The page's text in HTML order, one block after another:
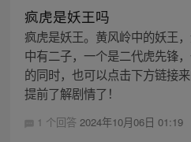
疯虎是妖王吗
疯虎是妖王。黄风岭中的妖王
中有二子，一个是二代虎先锋
的同时，也可以点击下方链接
提前了解剧情了！
1 个回答 2024年10月06日 01:19